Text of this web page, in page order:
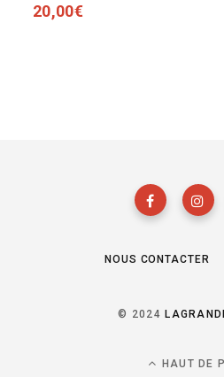
20,00€
NOUS CONTACTER
© 2024
HAUT DE